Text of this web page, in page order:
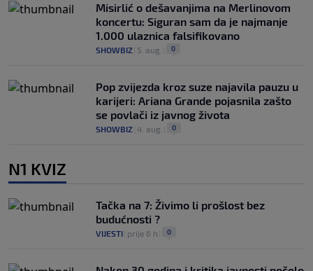
Misirlić o dešavanjima na Merlinovom
koncertu: Siguran sam da je najmanje
1.000 ulaznica falsifikovano
SHOWBIZ 5. aug. 0
Pop zvijezda kroz suze najavila pauzu u
karijeri: Ariana Grande pojasnila zašto
se povlači iz javnog života
SHOWBIZ 4. aug. 0
N1 KVIZ
Tačka na 7: Živimo li prošlost bez
budućnosti ?
VIJESTI prije 6 h 0